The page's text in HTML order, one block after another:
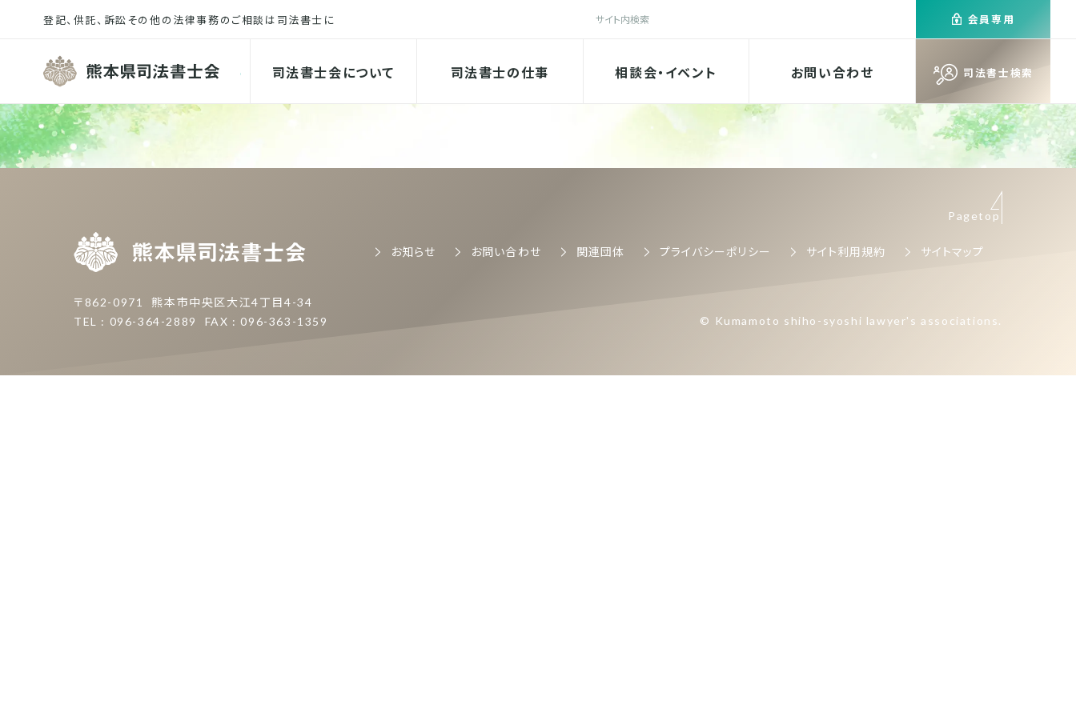
熊本県司法書士会 司法書士検索
司法書士会について 司法書士の仕事 相談会・イベント お問い合わせ
検索 会員専用
熊本県司法書士会
〒862-0971
熊本市中央区大江4丁目4-34
TEL : 096-364-2889
FAX : 096-363-1359
お知らせ お問い合わせ 関連団体 プライバシーポリシー サイト利用規約 サイトマップ
Pagetop
© Kumamoto shiho-syoshi lawyer's associations.